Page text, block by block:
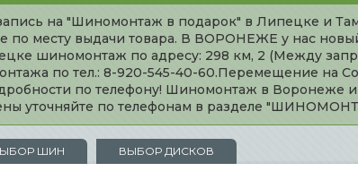
на "Шиномонтаж в подарок" в Липецке и
по месту выдачи товара. В ВОРОНЕЖЕ у нас
шиномонтаж по адресу: 298 км, 2 (Между
по тел.: 8-920-545-40-60.Перемещение на
по телефону! Шиномонтаж в Воронеже
уточняйте по телефонам в разделе
ШИН ВЫБОР ДИСКОВ